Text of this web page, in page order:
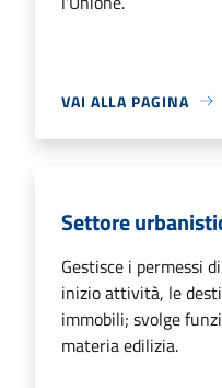
VAI ALLA PAGINA
Settore
Gestisce i permessi
inizio attività, le
immobili; svolge
materia edilizia.